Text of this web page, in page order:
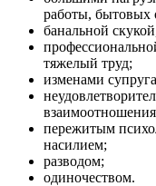
работы, бытовых
банальной
тяжелый труд;
изменами
пережитым
насилием;
разводом;
одиночеством.